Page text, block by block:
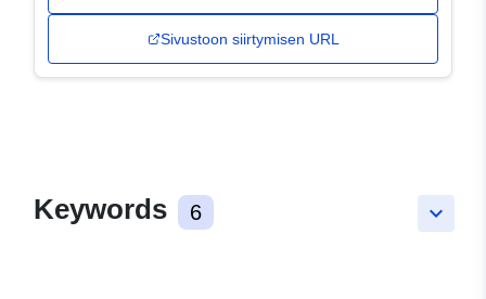
Sivustoon siirtymisen URL
keyboard_arrow_down
Keywords 6